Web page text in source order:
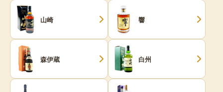
山崎 響
森伊蔵 白州